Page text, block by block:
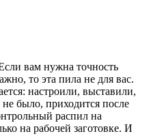
вам нужна точность
то эта пила не для вас.
настроили, выставили,
было, приходится после
распил на
на рабочей заготовке. И